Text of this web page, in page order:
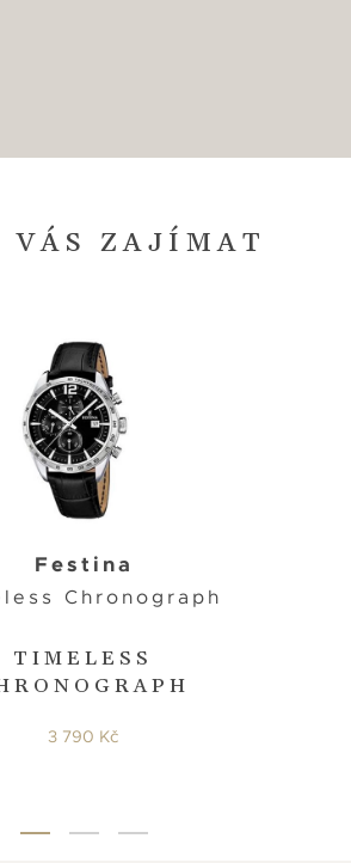
VÁS ZAJÍMAT
TIMELESS
Festina
Chronograph
3 790 Kč